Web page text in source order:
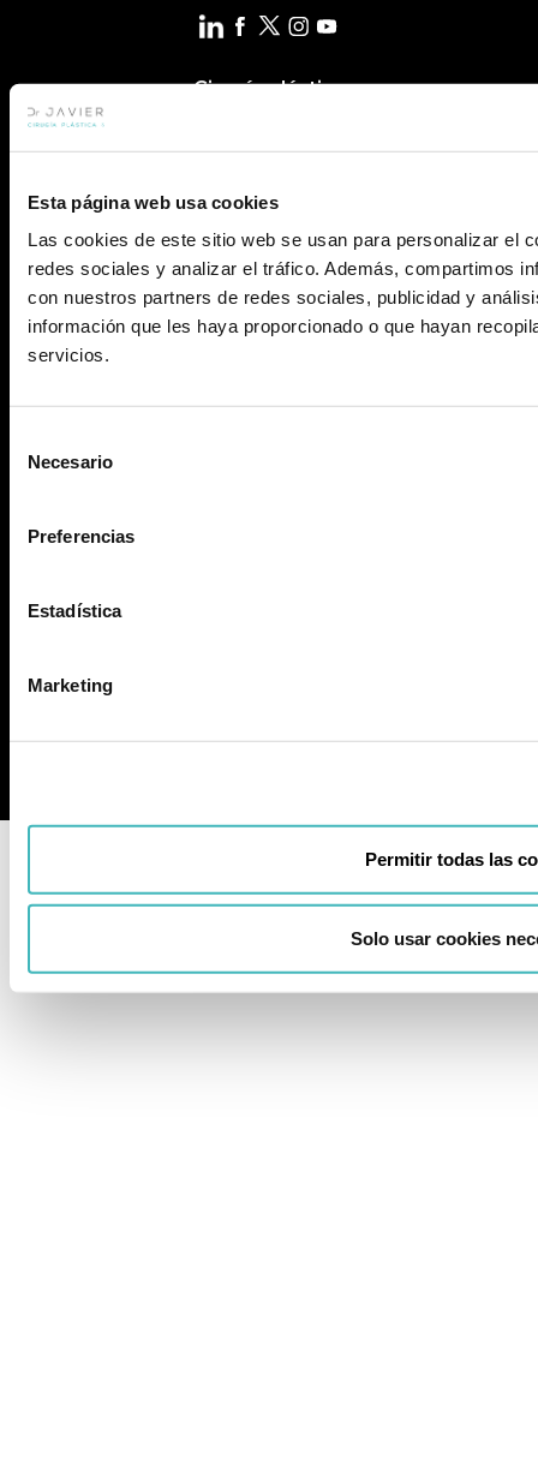
Esta página web usa cookies
Las cookies de este sitio web se usan para personalizar el
redes sociales y analizar el tráfico. Además, compartimos
con nuestros partners de redes sociales, publicidad y
información que les haya proporcionado o que hayan
servicios.
Necesario
Preferencias
Estadística
Marketing
Permitir todas las
Solo usar cookies
Cirugía plástica
Sala de prensa
Contacto